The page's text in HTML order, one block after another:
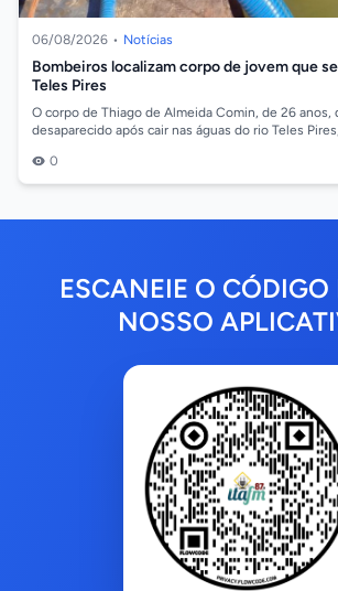
06/08/2026 • Notícias
Bombeiros localizam corpo de jovem que
Teles Pires
O corpo de Thiago de Almeida Comin, de 26 anos,
desaparecido após cair nas águas do rio Teles
0
ESCANEIE O CÓDIGO
NOSSO